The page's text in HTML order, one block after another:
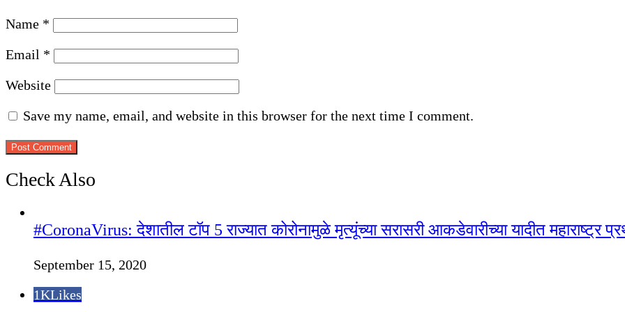
Name *
Email *
Website
Save my name, email, and website in this browser for the next time I comment.
Check Also
#CoronaVirus: देशातील टॉप 5 राज्यात कोरोनामुळे मृत्यूंच्या सरासरी आकडेवारीच्या यादीत महाराष्ट्र
September 15, 2020
1KLikes